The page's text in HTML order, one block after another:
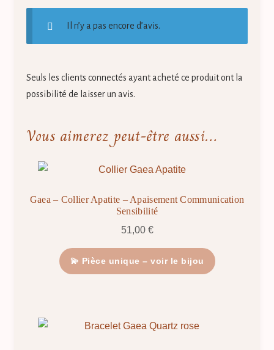
Il n’y a pas encore d’avis.
Seuls les clients connectés ayant acheté ce produit ont la
possibilité de laisser un avis.
Vous aimerez peut-être aussi…
Gaea – Collier Apatite – Apaisement Communication
Sensibilité
51,00 €
💫 Pièce unique – voir le bijou